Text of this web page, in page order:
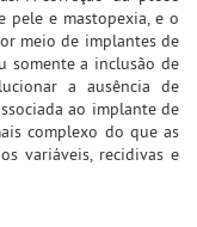
pele e mastopexia, e o
meio de implantes de
somente a inclusão de
a ausência de
ao implante de
complexo do que as
variáveis, recidivas e